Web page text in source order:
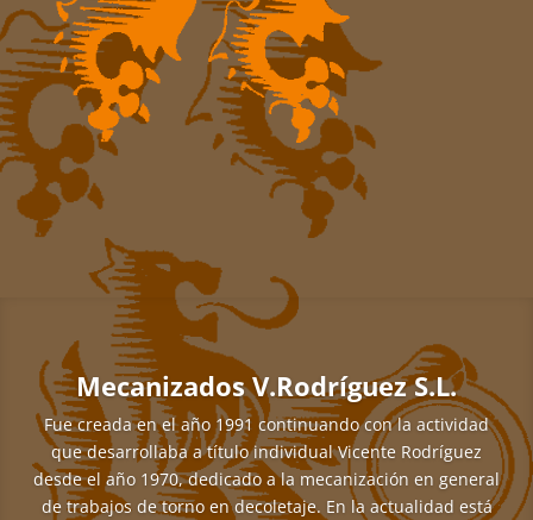
Mecanizados V.Rodríguez S.L.
Fue creada en el año 1991 continuando con la actividad
que desarrollaba a título individual Vicente Rodríguez
desde el año 1970, dedicado a la mecanización en general
de trabajos de torno en decoletaje. En la actualidad está